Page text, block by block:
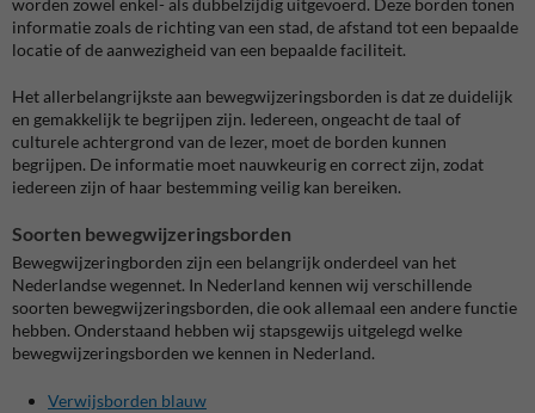
worden zowel enkel- als dubbelzijdig uitgevoerd. Deze borden tonen
informatie zoals de richting van een stad, de afstand tot een bepaalde
locatie of de aanwezigheid van een bepaalde faciliteit.
Het allerbelangrijkste aan bewegwijzeringsborden is dat ze duidelijk
en gemakkelijk te begrijpen zijn. Iedereen, ongeacht de taal of
culturele achtergrond van de lezer, moet de borden kunnen
begrijpen. De informatie moet nauwkeurig en correct zijn, zodat
iedereen zijn of haar bestemming veilig kan bereiken.
Soorten bewegwijzeringsborden
Bewegwijzeringborden zijn een belangrijk onderdeel van het
Nederlandse wegennet. In Nederland kennen wij verschillende
soorten bewegwijzeringsborden, die ook allemaal een andere functie
hebben. Onderstaand hebben wij stapsgewijs uitgelegd welke
bewegwijzeringsborden we kennen in Nederland.
Verwijsborden blauw